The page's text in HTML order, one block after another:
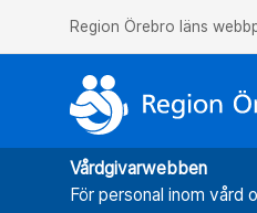
Region Örebro läns
Vårdgivarwebben
För personal inom vård